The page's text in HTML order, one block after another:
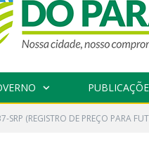
SRP (REGISTRO DE PREÇO PARA